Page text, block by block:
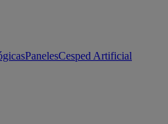
PanelesCesped Artificial